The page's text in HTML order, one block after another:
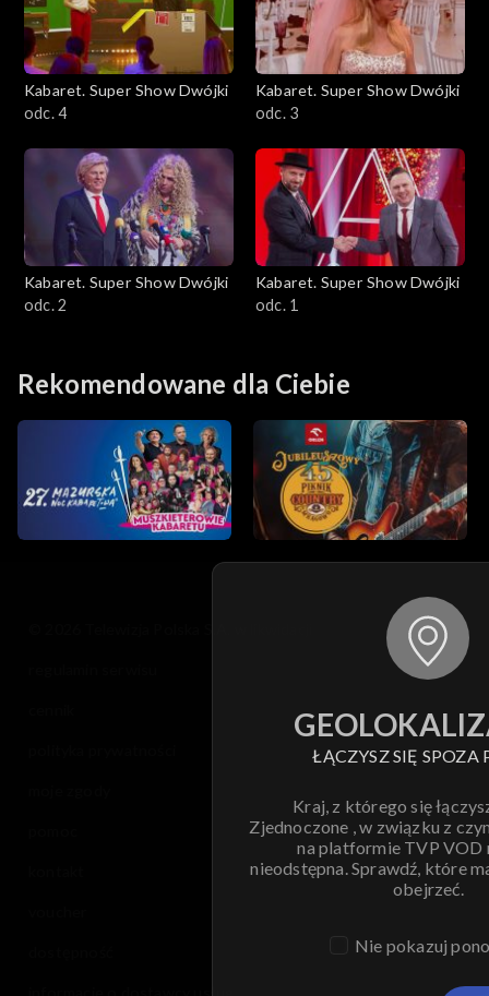
Kabaret. Super Show Dwójki
odc. 4
Kabaret. Super Show Dwójki
odc. 3
Kabaret. Super Show Dwójki
odc. 2
Kabaret. Super Show Dwójki
odc. 1
Rekomendowane dla Ciebie
ŁĄCZYSZ SIĘ SPOZA
Kraj, z którego się
Zjednoczone , w związku z
na platformie TVP VOD
nieodstępna. Sprawdź, które
obejrzeć.
Nie pokazuj